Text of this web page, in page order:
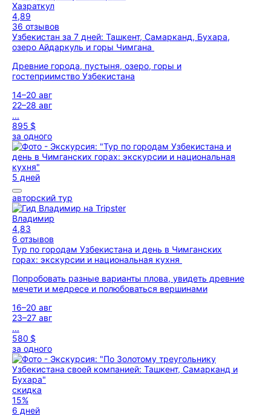
Хазраткул
4,89
36 отзывов
Узбекистан за 7 дней: Ташкент, Самарканд, Бухара,
озеро Айдаркуль и горы Чимгана
Древние города, пустыня, озеро, горы и
гостеприимство Узбекистана
14–20 авг
22–28 авг
...
895 $
за одного
5 дней
авторский тур
Владимир
4,83
6 отзывов
Тур по городам Узбекистана и день в Чимганских
горах: экскурсии и национальная кухня
Попробовать разные варианты плова, увидеть древние
мечети и медресе и полюбоваться вершинами
16–20 авг
23–27 авг
...
580 $
за одного
скидка
15%
6 дней